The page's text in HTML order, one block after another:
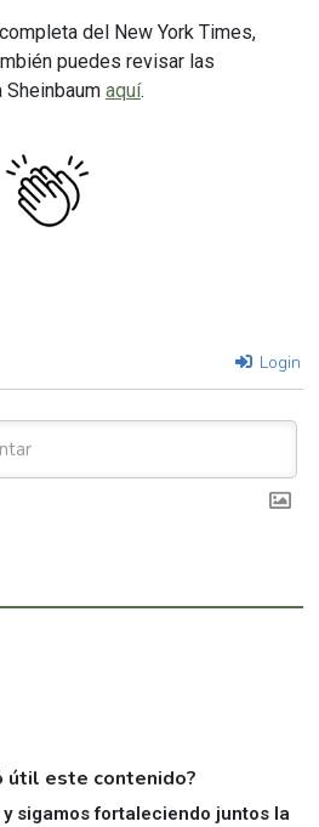
del New York Times,
puedes revisar las
Sheinbaum aquí.
Login
útil este contenido?
sigamos fortaleciendo juntos la